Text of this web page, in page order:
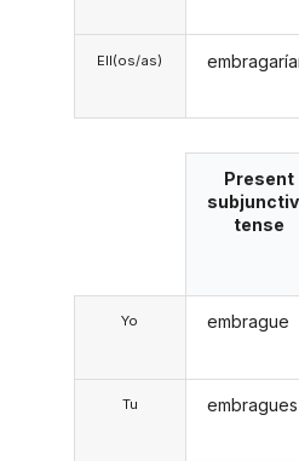
Ell(os/as)
Yo
Tu
Present
tense
embrague
embragues